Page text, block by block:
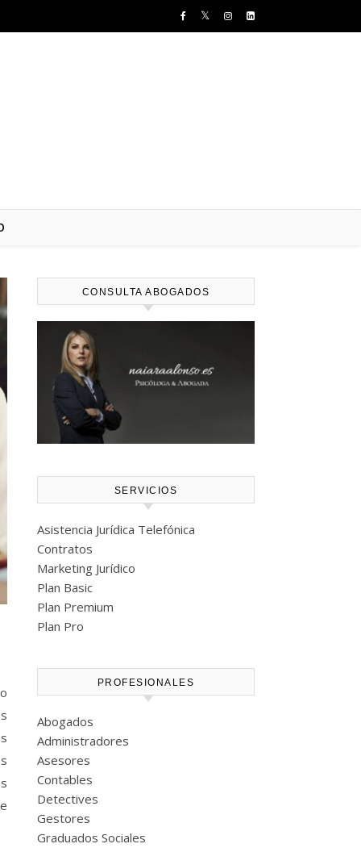
CONSULTA ABOGADOS
SERVICIOS
Asistencia Jurídica Telefónica
Contratos
Marketing Jurídico
Plan Basic
Plan Premium
Plan Pro
PROFESIONALES
Abogados
Administradores
Asesores
Contables
Detectives
Gestores
Graduados Sociales